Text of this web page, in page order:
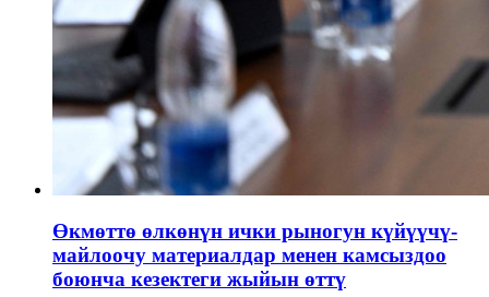
Өкмөттө өлкөнүн ички рыногун күйүүчү-
майлоочу материалдар менен камсыздоо
боюнча кезектеги жыйын өттү